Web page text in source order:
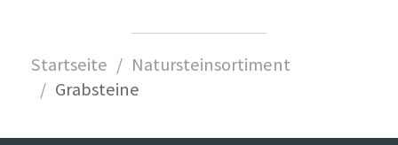
Startseite
Natursteinsortiment
Grabsteine